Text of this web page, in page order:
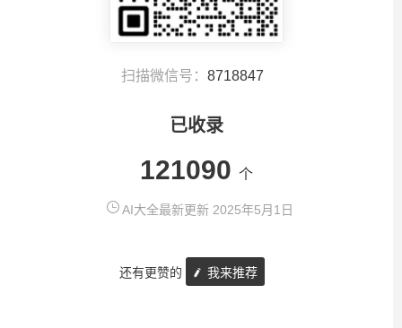
扫描微信号： 8718847
已收录
121090 个
AI大全最新更新 2025年5月1日
还有更赞的 我来推荐